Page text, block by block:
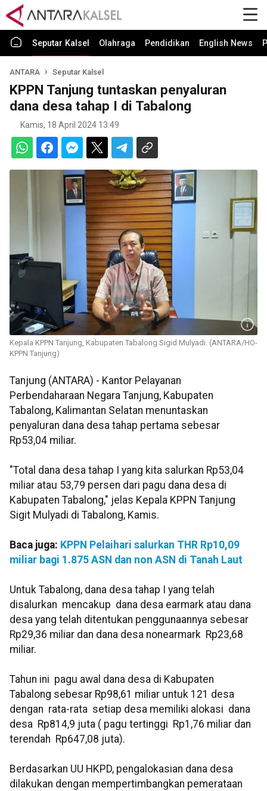
Seputar Kalsel Olahraga Pendidikan English News
ANTARA Seputar Kalsel
KPPN Tanjung tuntaskan penyaluran
dana desa tahap I di Tabalong
Kamis, 18 April 2024 13:49
Kepala KPPN Tanjung, Kabupaten Tabalong Sigid Mulyadi. (ANTARA/HO-
KPPN Tanjung)
Tanjung (ANTARA) - Kantor Pelayanan
Perbendaharaan Negara Tanjung, Kabupaten
Tabalong, Kalimantan Selatan menuntaskan
penyaluran dana desa tahap pertama sebesar
Rp53,04 miliar.
"Total dana desa tahap I yang kita salurkan Rp53,04
miliar atau 53,79 persen dari pagu dana desa di
Kabupaten Tabalong," jelas Kepala KPPN Tanjung
Sigit Mulyadi di Tabalong, Kamis.
Baca juga: KPPN Pelaihari salurkan THR Rp10,09
miliar bagi 1.875 ASN dan non ASN di Tanah Laut
Untuk Tabalong, dana desa tahap I yang telah
disalurkan mencakup dana desa earmark atau dana
desa yang telah ditentukan penggunaannya sebesar
Rp29,36 miliar dan dana desa nonearmark Rp23,68
miliar.
Tahun ini pagu awal dana desa di Kabupaten
Tabalong sebesar Rp98,61 miliar untuk 121 desa
dengan rata-rata setiap desa memiliki alokasi dana
desa Rp814,9 juta ( pagu tertinggi Rp1,76 miliar dan
terendah Rp647,08 juta).
Berdasarkan UU HKPD, pengalokasian dana desa
dilakukan dengan mempertimbangkan pemerataan